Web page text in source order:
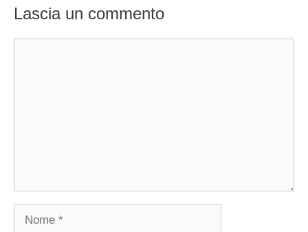
Lascia un commento
Nome